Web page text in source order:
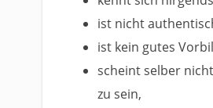
ist nicht
ist kein gutes
scheint selber
zu sein,